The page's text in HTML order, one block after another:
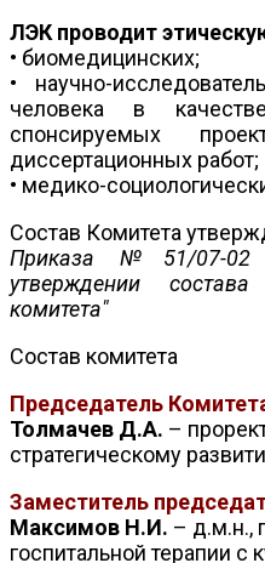
ЛЭК проводит
• биомедицинских;
• научно-
человека в
спонсируемых
диссертационных работ;
• медико-
Состав Комитета
Приказа №51/07-
утверждении
комитета"
Состав комитета
Председатель
Толмачев Д.А. –
стратегическому
Заместитель
Максимов Н.И. – д.м.н.,
госпитальной терапии с